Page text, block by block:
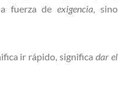
a fuerza deexigencia, sino
ir rápido, significa dar el